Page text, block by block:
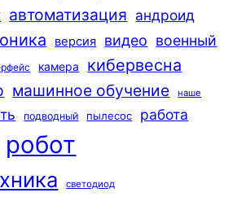
автоматизация андроид
версия видео военный
камера кибервесна
машинное обучение наше
подводный пылесос работа
робот
светодиод